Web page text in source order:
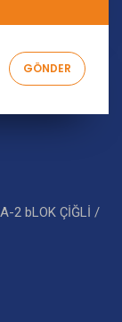
2 bLOK ÇİĞLİ /